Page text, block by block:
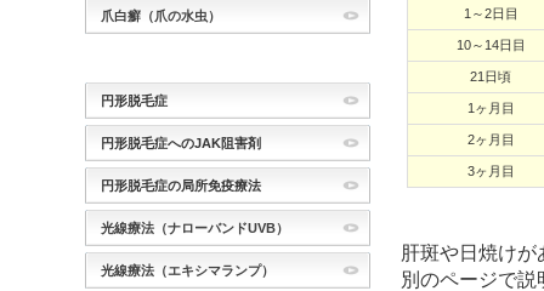
1～2日目
10～14日目
21日頃
1ヶ月目
2ヶ月目
3ヶ月目
肝斑や日焼け
別のページで
爪白癬（爪の水虫）
円形脱毛症
円形脱毛症へのJAK阻害剤
円形脱毛症の局所免疫療法
光線療法（ナローバンドUVB）
光線療法（エキシマランプ）